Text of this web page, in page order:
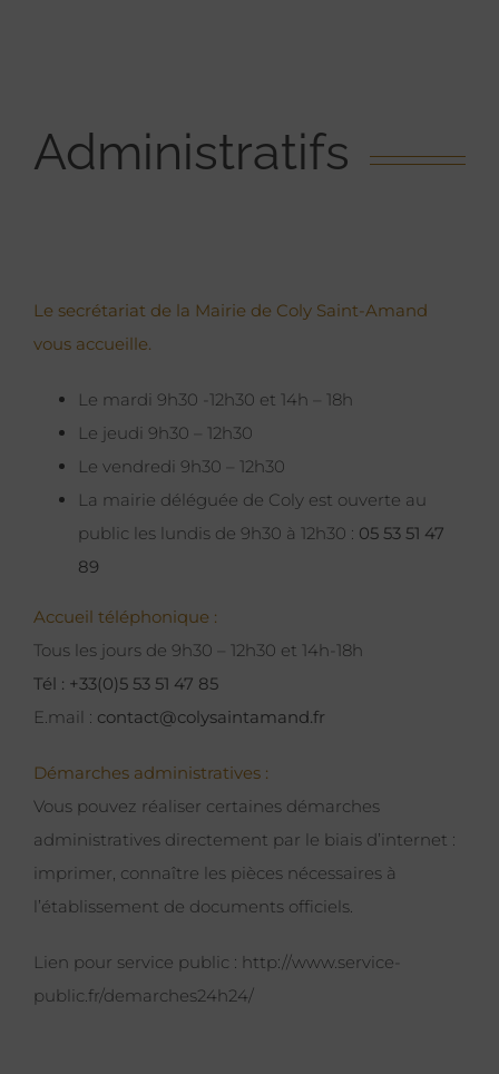
Administratifs
Le secrétariat de la Mairie de Coly Saint-Amand
vous accueille.
Le mardi 9h30 -12h30 et 14h – 18h
Le jeudi 9h30 – 12h30
Le vendredi 9h30 – 12h30
La mairie déléguée de Coly est ouverte au
public les lundis de 9h30 à 12h30 : 05 53 51 47
89
Accueil téléphonique :
Tous les jours de 9h30 – 12h30 et 14h-18h
Tél : +33(0)5 53 51 47 85
E.mail : contact@colysaintamand.fr
Démarches administratives :
Vous pouvez réaliser certaines démarches
administratives directement par le biais d’internet :
imprimer, connaître les pièces nécessaires à
l’établissement de documents officiels.
Lien pour service public : http://www.service-
public.fr/demarches24h24/